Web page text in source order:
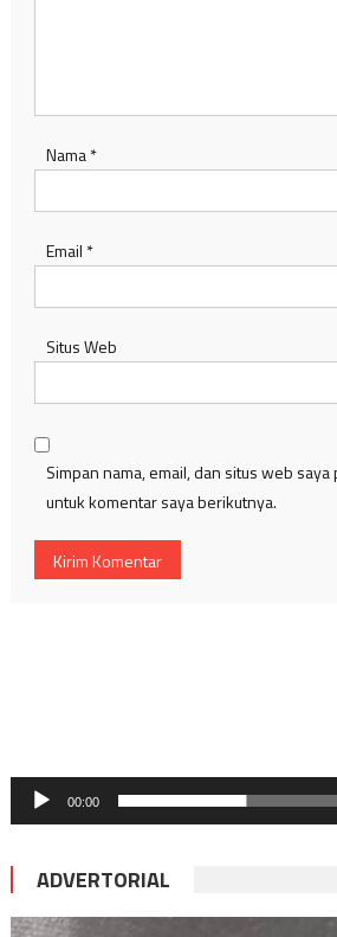
Nama*
Email *
Situs Web
Simpan nama, email, dan situs web
untuk komentar saya berikutnya.
00:00
ADVERTORIAL